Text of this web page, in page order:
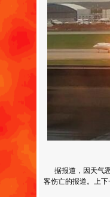
据报道，因天气恶
客伤亡的报道。上下